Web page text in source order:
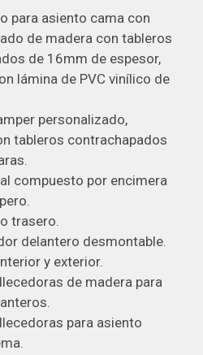
para asiento cama con
de madera con tableros
de 16mm de espesor,
lámina de PVC vinílico de
personalizado,
tableros contrachapados
compuesto por encimera
trasero.
delantero desmontable.
y exterior.
de madera para
para asiento